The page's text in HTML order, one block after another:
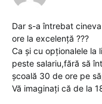
Dar s-a întrebat
ore la excelență ???
Ca și cu opționalele la
peste salariu,fără să
școală 30 de ore pe
Vă imaginați că de la